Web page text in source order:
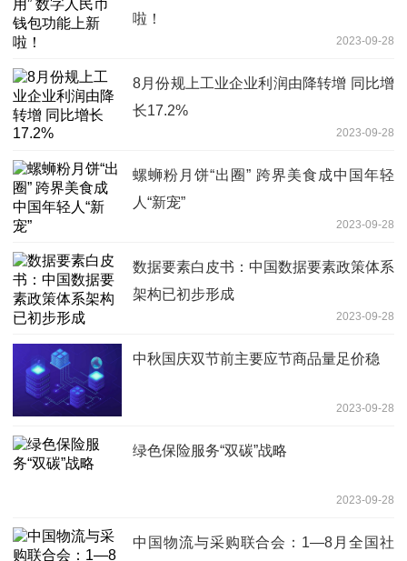
啦！
2023-09-28
8月份规上工业企业利润由降转增 同比增
长17.2%
2023-09-28
螺蛳粉月饼“出圈” 跨界美食成中国年轻
人“新宠”
2023-09-28
数据要素白皮书：中国数据要素政策体系
架构已初步形成
2023-09-28
中秋国庆双节前主要应节商品量足价稳
2023-09-28
绿色保险服务“双碳”战略
2023-09-28
中国物流与采购联合会：1—8月全国社